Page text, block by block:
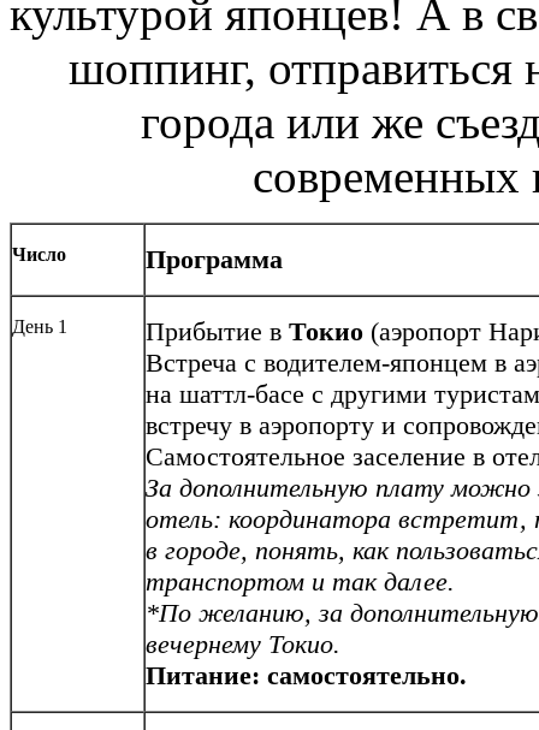
культурой японцев! А в
шоппинг, отправиться
города или же
современных
Число Программа
День 1 Прибытие в Токио (аэропорт
Встреча с водителем-японцем в
на шаттл-басе с другими
встречу в аэропорту и
Самостоятельное заселение в
За дополнительную плату можно
отель: координатора
в городе, понять, как
транспортом и так далее.
*По желанию, за
вечернему Токио.
Питание: самостоятельно.